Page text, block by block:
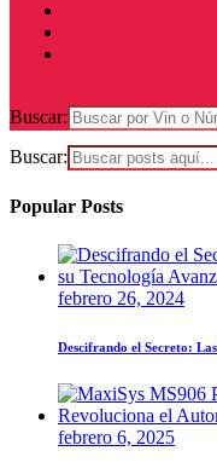
Buscar:
Buscar:
Popular Posts
febrero 26, 2024
Descifrando el Secreto:
febrero 6, 2025